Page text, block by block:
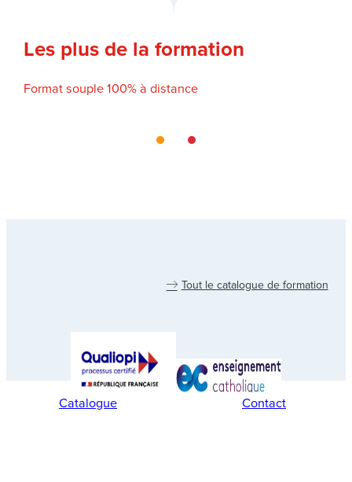
Les plus de la formation
Format souple 100% à distance
Tout le catalogue de formation
Catalogue Contact